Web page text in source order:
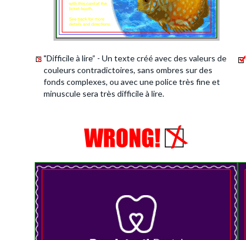
"Difficile à lire” - Un texte créé avec des valeurs de
couleurs contradictoires, sans ombres sur des
fonds complexes, ou avec une police très fine et
minuscule sera très difficile à lire.